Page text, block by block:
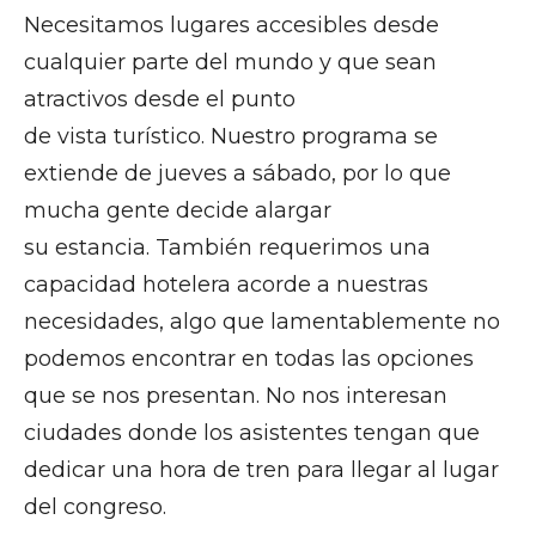
Necesitamos lugares accesibles desde
cualquier parte del mundo y que sean
atractivos desde el punto
de vista turístico. Nuestro programa se
extiende de jueves a sábado, por lo que
mucha gente decide alargar
su estancia. También requerimos una
capacidad hotelera acorde a nuestras
necesidades, algo que lamentablemente no
podemos encontrar en todas las opciones
que se nos presentan. No nos interesan
ciudades donde los asistentes tengan que
dedicar una hora de tren para llegar al lugar
del congreso.